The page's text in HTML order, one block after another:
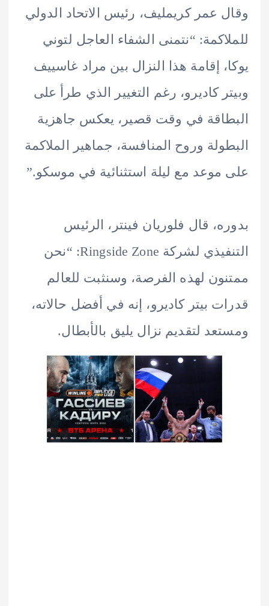
عمر كريمليف، رئيس الاتحاد الدولي
“نتمنى الشفاء العاجل لتوني
إقامة هذا النزال بين مراد غاسييف
كاديرو، رغم التغيير الذي طرأ على
في وقت قصير، يعكس جاهزية
وروح المنافسة، جماهير الملاكمة
مع ليلة استثنائية في موسكو.”
قال فلوريان فينتر، الرئيس
التنفيذي لشركة Ringside Zone: “نحن
لهذه الفرصة، وسنثبت للعالم
بيتر كاديرو، إنه في أفضل حالاته،
لتقديم نزال يليق بالأبطال.